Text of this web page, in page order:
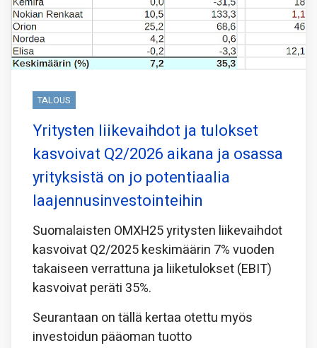
TALOUS
Yritysten liikevaihdot ja tulokset
kasvoivat Q2/2026 aikana ja osassa
yrityksistä on jo potentiaalia
laajennusinvestointeihin
Suomalaisten OMXH25 yritysten liikevaihdot
kasvoivat Q2/2025 keskimäärin 7% vuoden
takaiseen verrattuna ja liiketulokset (EBIT)
kasvoivat peräti 35%.
Seurantaan on tällä kertaa otettu myös
investoidun pääoman tuotto